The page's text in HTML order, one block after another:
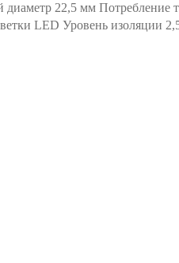
22,5 мм
LED Уровень изоляции